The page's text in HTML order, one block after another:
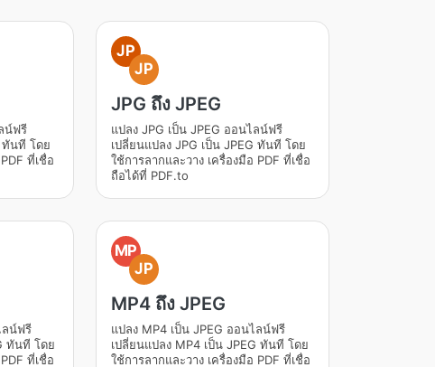
น์ฟรี
ทันที โดย
ที่เชื่อ
JP
JP
JPG ถึง JPEG
แปลง JPG เป็น JPEG ออนไลน์ฟรี
เปลี่ยนแปลง JPG เป็น JPEG ทันที โดย
ใช้การลากและวาง เครื่องมือ PDF ที่เชื่อ
ถือได้ที่ PDF.to
ลน์ฟรี
ทันที โดย
ที่เชื่อ
MP
JP
MP4 ถึง JPEG
แปลง MP4 เป็น JPEG ออนไลน์ฟรี
เปลี่ยนแปลง MP4 เป็น JPEG ทันที โดย
ใช้การลากและวาง เครื่องมือ PDF ที่เชื่อ